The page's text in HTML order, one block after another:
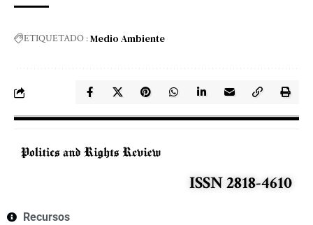
ETIQUETADO :Medio Ambiente
ISSN 2818-4610
Recursos